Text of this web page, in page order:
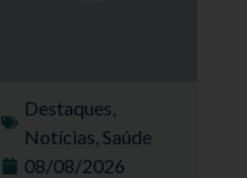
Destaques,
Notícias,Saúde
08/08/2026